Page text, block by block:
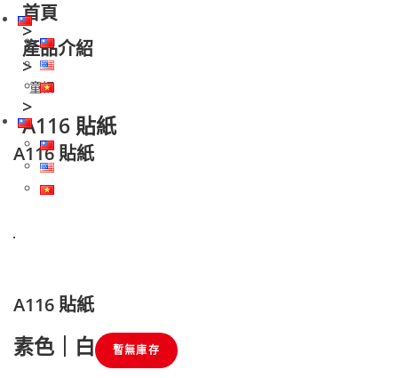
首頁
>
產品介紹
>
童帽
>
A116 貼紙
A116 貼紙
A116 貼紙
素色｜白